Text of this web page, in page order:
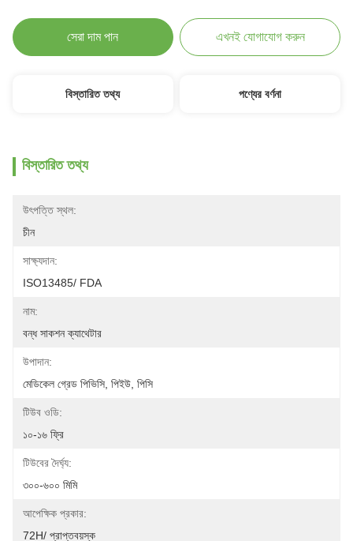
সেরা দাম পান এখনই যোগাযোগ করুন
বিস্তারিত তথ্য পণ্যের বর্ণনা
বিস্তারিত তথ্য
উৎপত্তি স্থল:
চীন
সাক্ষ্যদান:
ISO13485/ FDA
নাম:
বন্ধ সাকশন ক্যাথেটার
উপাদান:
মেডিকেল গ্রেড পিভিসি, পিইউ, পিসি
টিউব ওডি:
১০-১৬ ফ্রি
টিউবের দৈর্ঘ্য:
৩০০-৬০০ মিমি
আপেক্ষিক প্রকার:
72H/ প্রাপ্তবয়স্ক